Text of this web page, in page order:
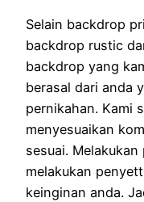
Selain backdrop
backdrop rustic
backdrop yang
berasal dari anda
pernikahan. Kami
menyesuaikan
sesuai.
melakukan
keinginan anda.